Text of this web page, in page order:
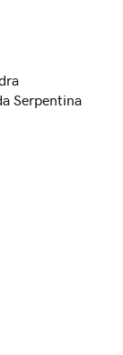
Serpentina